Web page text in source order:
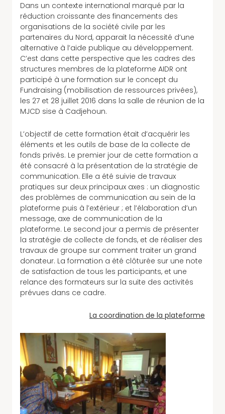
Dans un contexte international marqué par la
réduction croissante des financements des
organisations de la société civile par les
partenaires du Nord, apparait la nécessité d’une
alternative à l’aide publique au développement.
C’est dans cette perspective que les cadres des
structures membres de la plateforme AIDR ont
participé à une formation sur le concept du
Fundraising (mobilisation de ressources privées),
les 27 et 28 juillet 2016 dans la salle de réunion de la
MJCD sise à Cadjehoun.
L’objectif de cette formation était d’acquérir les
éléments et les outils de base de la collecte de
fonds privés. Le premier jour de cette formation a
été consacré à la présentation de la stratégie de
communication. Elle a été suivie de travaux
pratiques sur deux principaux axes : un diagnostic
des problèmes de communication au sein de la
plateforme puis à l’extérieur ; et l’élaboration d’un
message, axe de communication de la
plateforme. Le second jour a permis de présenter
la stratégie de collecte de fonds, et de réaliser des
travaux de groupe sur comment traiter un grand
donateur. La formation a été clôturée sur une note
de satisfaction de tous les participants, et une
relance des formateurs sur la suite des activités
prévues dans ce cadre.
La coordination de la plateforme